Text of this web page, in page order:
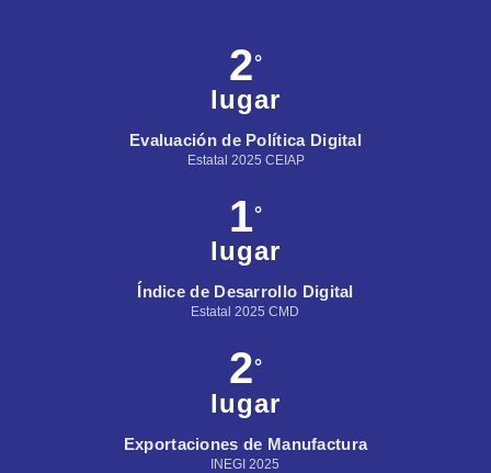
2°
lugar
Evaluación de Política Digital
Estatal 2025 CEIAP
1°
lugar
Índice de Desarrollo Digital
Estatal 2025 CMD
2°
lugar
Exportaciones de Manufactura
INEGI 2025